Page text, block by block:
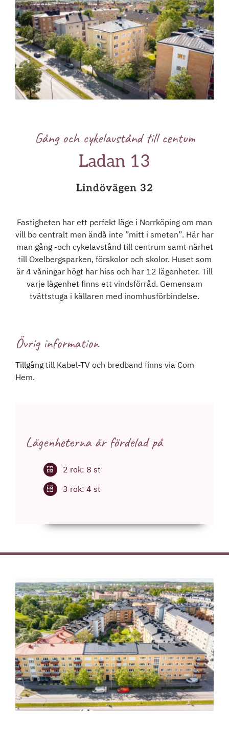
Gång och cykelavstånd till centum
Ladan 13
Lindövägen 32
Fastigheten har ett perfekt läge i Norrköping om man
vill bo centralt men ändå inte ”mitt i smeten”. Här har
man gång -och cykelavstånd till centrum samt närhet
till Oxelbergsparken, förskolor och skolor. Huset som
är 4 våningar högt har hiss och har 12 lägenheter. Till
varje lägenhet finns ett vindsförråd. Gemensam
tvättstuga i källaren med inomhusförbindelse.
Övrig information
Tillgång till Kabel-TV och bredband finns via Com
Hem.
Lägenheterna är fördelad på
2 rok: 8 st
3 rok: 4 st